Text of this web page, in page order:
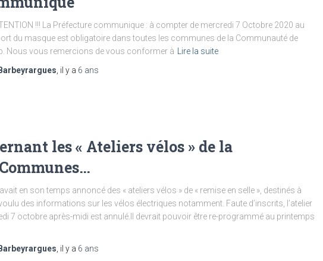
!!! La Préfecture communique : à compter de mercredi 7 Octobre 2020 au
du masque est obligatoire dans toutes les communes de la Communauté de
Nous vous remercions de vous conformer à
Lire la suite
, il y a 6 ans
les « Ateliers vélos » de la
en son temps annoncé des « ateliers vélos » de « remise en selle », destinés à
des informations sur les vélos électriques notamment. Faute d’inscrits, l’atelier
7 octobre après-midi est annulé.Il devrait pouvoir être re-programmé au printemps
, il y a 6 ans